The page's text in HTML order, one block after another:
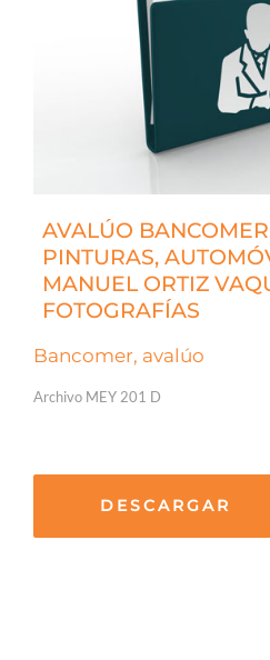
AVALÚO
PINTURAS,
MANUEL ORTIZ
FOTOGRAFÍAS
Bancomer, avalúo
Archivo MEY 201 D
DESCARGAR